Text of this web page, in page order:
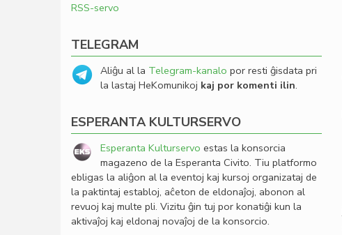
RSS-servo
TELEGRAM
Aliĝu al la Telegram-kanalo por resti ĝisdata pri
la lastaj HeKomunikoj kaj por komenti ilin.
ESPERANTA KULTURSERVO
Esperanta Kulturservo estas la konsorcia
magazeno de la Esperanta Civito. Tiu platformo
ebligas la aliĝon al la eventoj kaj kursoj organizataj de
la paktintaj establoj, aĉeton de eldonaĵoj, abonon al
revuoj kaj multe pli. Vizitu ĝin tuj por konatiĝi kun la
aktivaĵoj kaj eldonaj novaĵoj de la konsorcio.